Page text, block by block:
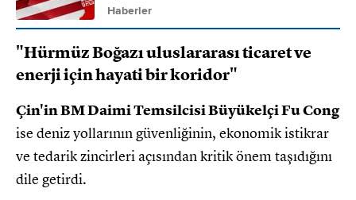
Haberler
"Hürmüz Boğazı uluslararası ticaret ve
enerji için hayati bir koridor"
Çin'in BM Daimi Temsilcisi Büyükelçi Fu Cong
ise deniz yollarının güvenliğinin, ekonomik istikrar
ve tedarik zincirleri açısından kritik önem taşıdığını
dile getirdi.